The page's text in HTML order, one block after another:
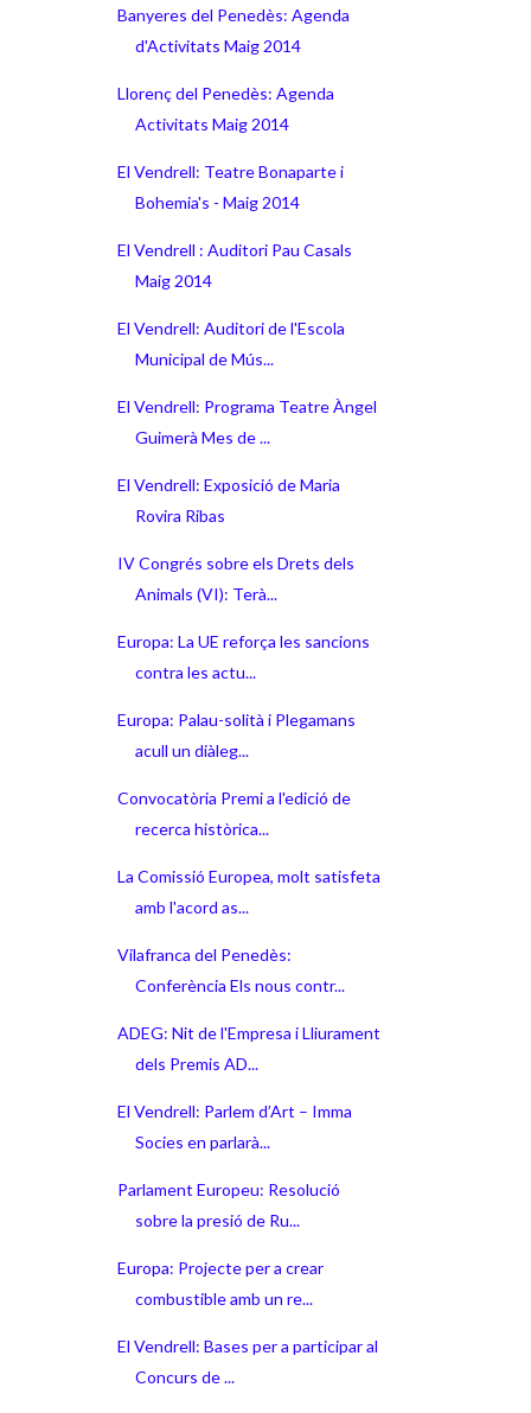
Banyeres del Penedès: Agenda
d'Activitats Maig 2014
Llorenç del Penedès: Agenda
Activitats Maig 2014
El Vendrell: Teatre Bonaparte i
Bohemia's - Maig 2014
El Vendrell : Auditori Pau Casals
Maig 2014
El Vendrell: Auditori de l'Escola
Municipal de Mús...
El Vendrell: Programa Teatre Àngel
Guimerà Mes de ...
El Vendrell: Exposició de Maria
Rovira Ribas
IV Congrés sobre els Drets dels
Animals (VI): Terà...
Europa: La UE reforça les sancions
contra les actu...
Europa: Palau-solità i Plegamans
acull un diàleg...
Convocatòria Premi a l'edició de
recerca històrica...
La Comissió Europea, molt satisfeta
amb l'acord as...
Vilafranca del Penedès:
Conferència Els nous contr...
ADEG: Nit de l'Empresa i Lliurament
dels Premis AD...
El Vendrell: Parlem d’Art – Imma
Socies en parlarà...
Parlament Europeu: Resolució
sobre la presió de Ru...
Europa: Projecte per a crear
combustible amb un re...
El Vendrell: Bases per a participar al
Concurs de ...